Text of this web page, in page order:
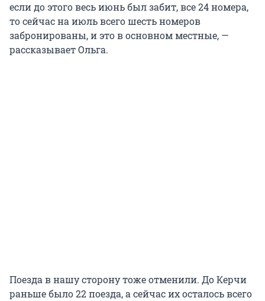
если до этого весь июнь был забит, все 24 номера,
то сейчас на июль всего шесть номеров
забронированы, и это в основном местные, —
рассказывает Ольга.
Поезда в нашу сторону тоже отменили. До Керчи
раньше было 22 поезда, а сейчас их осталось всего